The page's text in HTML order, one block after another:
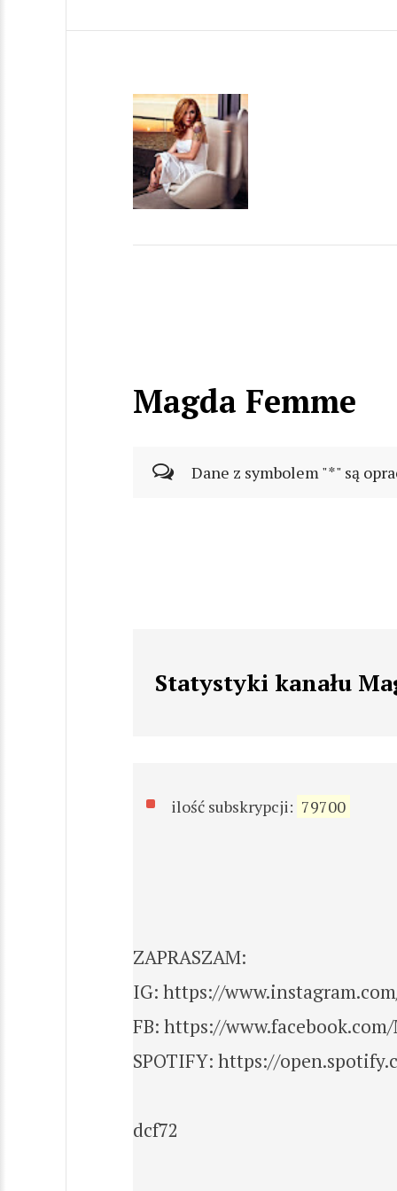
Magda Femme
Dane z symbolem "*" są
Statystyki kanału
ilość subskrypcji: 79700
ZAPRASZAM:
IG: https://
FB: https://
SPOTIFY: https://
dcf72